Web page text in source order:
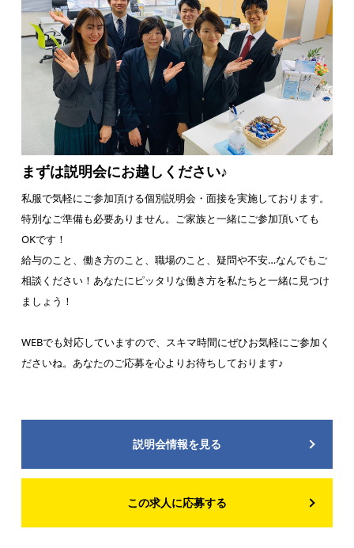
まずは説明会にお越しください♪
私服で気軽にご参加頂ける個別説明会・面接を実施しております。
特別なご準備も必要ありません。ご家族と一緒にご参加頂いても
OKです！
給与のこと、働き方のこと、職場のこと、疑問や不安…なんでもご
相談ください！あなたにピッタリな働き方を私たちと一緒に見つけ
ましょう！
WEBでも対応していますので、スキマ時間にぜひお気軽にご参加く
ださいね。あなたのご応募を心よりお待ちしております♪
説明会情報を見る
この求人に応募する